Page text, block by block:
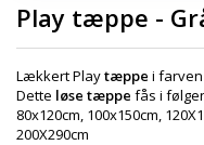
Play tæppe -
Lækkert Playtæppe i farven
Dette løse tæppe fås i
80x120cm, 100x150cm,
200X290cm